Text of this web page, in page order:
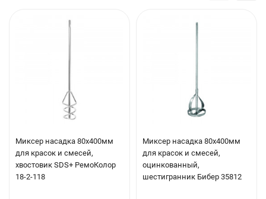
Миксер насадка 80х400мм
для красок и смесей,
хвостовик SDS+ РемоКолор
18-2-118
Миксер насадка 80х400мм
для красок и смесей,
оцинкованный,
шестигранник Бибер 35812